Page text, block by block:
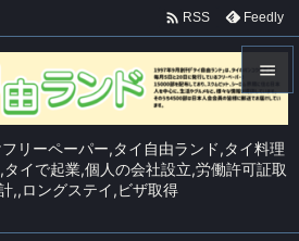
リーペーパー,タイ自由ランド,タイ料理
イで起業,個人の会社設立,労働許可証取
,,ロングステイ,ビザ取得

メニュ


 RSS Feedly